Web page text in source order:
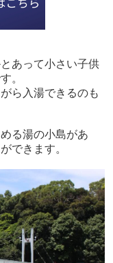
あって小さい子供
。
ら入湯できるのも
る湯の小島があ
できます。